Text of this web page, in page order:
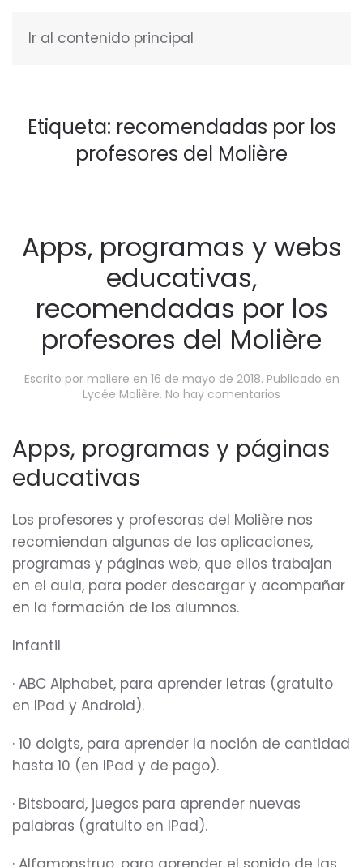
Ir al contenido principal
Etiqueta: recomendadas por los
profesores del Molière
Apps, programas y webs
educativas,
recomendadas por los
profesores del Molière
Escrito por moliere en 16 de mayo de 2018. Publicado en
Lycée Molière. No hay comentarios
y
webs
los
del
Molière
Apps, programas y páginas
educativas
Los profesores y profesoras del Molière nos
recomiendan algunas de las aplicaciones,
programas y páginas web, que ellos trabajan
en el aula, para poder descargar y acompañar
en la formación de los alumnos.
Infantil
· ABC Alphabet, para aprender letras (gratuito
en IPad y Android).
· 10 doigts, para aprender la noción de cantidad
hasta 10 (en IPad y de pago).
· Bitsboard, juegos para aprender nuevas
palabras (gratuito en IPad).